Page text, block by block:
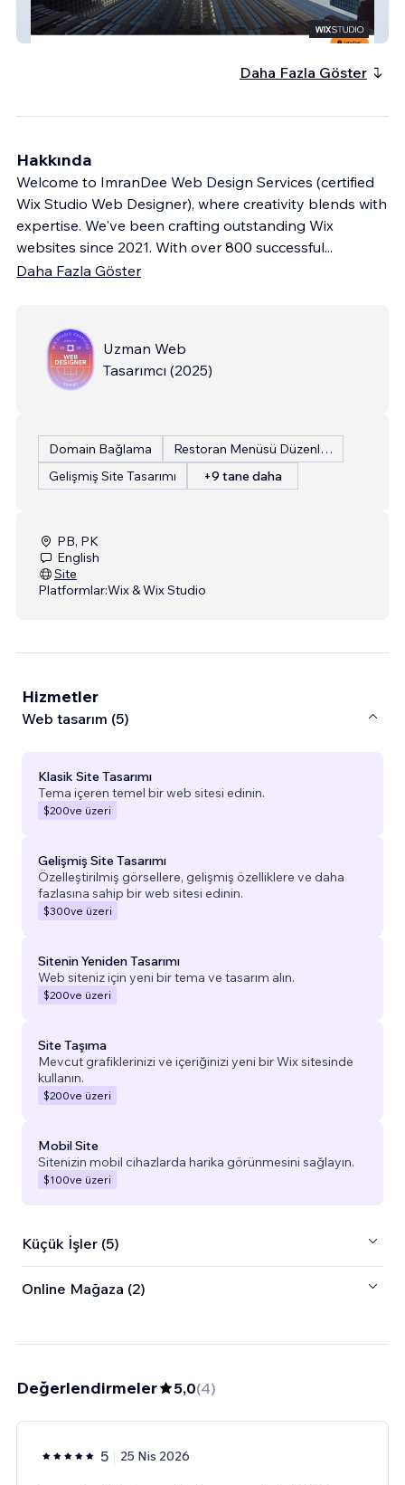
Bframeproduction
Daha Fazla Göster
Hakkında
Welcome to ImranDee Web Design Services (certified
Wix Studio Web Designer), where creativity blends with
expertise. We've been crafting outstanding Wix
websites since 2021. With over 800 successful...
Daha Fazla Göster
Uzman Web
Tasarımcı (2025)
Domain Bağlama
Restoran Menüsü Düzenleme
Gelişmiş Site Tasarımı
+9 tane daha
PB, PK
English
Site
Platformlar:Wix & Wix Studio
Hizmetler
Web tasarım (5)
Klasik Site Tasarımı
Tema içeren temel bir web sitesi edinin.
$200ve üzeri
Gelişmiş Site Tasarımı
Özelleştirilmiş görsellere, gelişmiş özelliklere ve daha
fazlasına sahip bir web sitesi edinin.
$300ve üzeri
Sitenin Yeniden Tasarımı
Web siteniz için yeni bir tema ve tasarım alın.
$200ve üzeri
Site Taşıma
Mevcut grafiklerinizi ve içeriğinizi yeni bir Wix sitesinde
kullanın.
$200ve üzeri
Mobil Site
Sitenizin mobil cihazlarda harika görünmesini sağlayın.
$100ve üzeri
Küçük İşler (5)
Online Mağaza (2)
Değerlendirmeler 5,0(4)
5 25 Nis 2026